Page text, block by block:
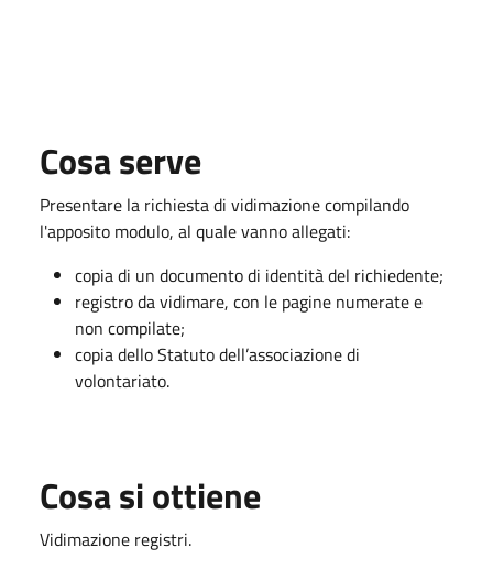
Cosa serve
Presentare la richiesta di vidimazione compilando
l'apposito modulo, al quale vanno allegati:
copia di un documento di identità del richiedente;
registro da vidimare, con le pagine numerate e
non compilate;
copia dello Statuto dell’associazione di
volontariato.
Cosa si ottiene
Vidimazione registri.